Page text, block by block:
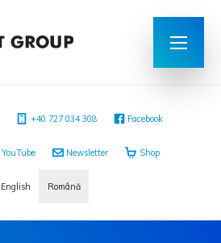
‭+40 727 034 308 Facebook
YouTube Newsletter Shop
English Română